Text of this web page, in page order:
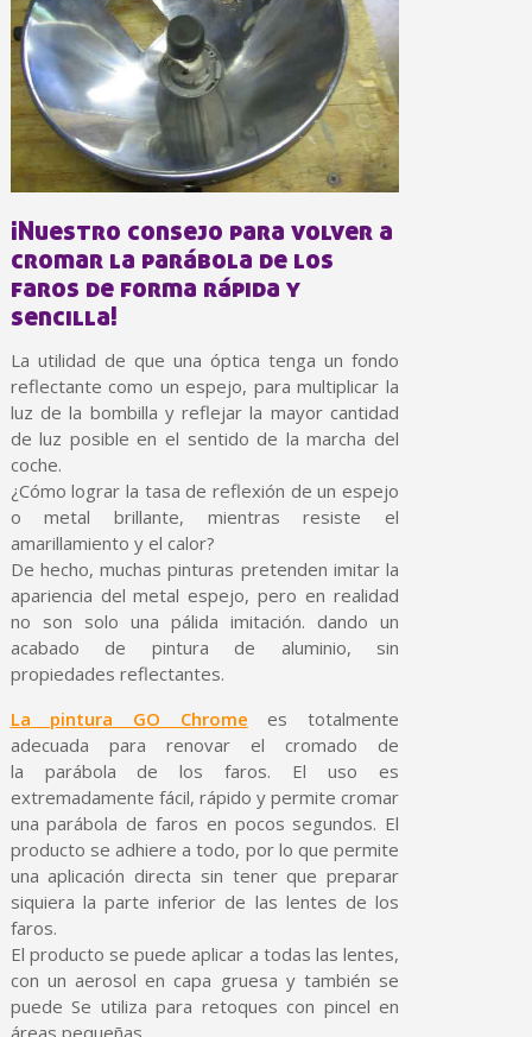
Paga en 4 plazos sin
Obtenga su presupuesto
Comparte tus
Gana puntos de
Suscríbete al
¡Nuestro consejo para volver a
cromar la parábola de los
faros de forma rápida y
sencilla!
La utilidad de que una óptica tenga un fondo
reflectante como un espejo, para multiplicar la
luz de la bombilla y reflejar la mayor cantidad
de luz posible en el sentido de la marcha del
coche.
¿Cómo lograr la tasa de reflexión de un espejo
o metal brillante, mientras resiste el
amarillamiento y el calor?
De hecho, muchas pinturas pretenden imitar la
apariencia del metal espejo, pero en realidad
no son solo una pálida imitación. dando un
acabado de pintura de aluminio, sin
propiedades reflectantes.
La pintura GO Chrome es totalmente
adecuada para renovar el cromado de
la parábola de los faros. El uso es
extremadamente fácil, rápido y permite cromar
una parábola de faros en pocos segundos. El
producto se adhiere a todo, por lo que permite
una aplicación directa sin tener que preparar
siquiera la parte inferior de las lentes de los
faros.
El producto se puede aplicar a todas las lentes,
con un aerosol en capa gruesa y también se
puede Se utiliza para retoques con pincel en